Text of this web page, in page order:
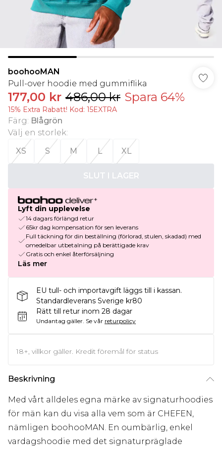
boohooMAN
Pull-over hoodie med gummiflika
177,00 kr 486,00 kr Spara 64%
15% Extra Rabatt! Kod: 15EXTRA
Färg: Blågrön
Välj en storlek:
XS
S M L XL
SLUT I LAGER
Lyft din upplevelse
14 dagars förlängd retur
65kr dag kompensation för sen leverans
Full täckning för din beställning (förlorad, stulen, skadad) med
omedelbar utbetalning på berättigade krav
Gratis och enkel återförsäljning
Läs mer
EU tull- och importavgift läggs till i kassan.
Standardleverans Sverige kr80
Rätt till retur inom 28 dagar
Undantag gäller. Se vår returpolicy
18+, villkor gäller. Kredit föremål för status
Beskrivning
Med vårt alldeles egna märke av signaturhoodies
för män kan du visa alla vem som är CHEFEN,
nämligen boohooMAN. En oumbärlig, enkel
vardagshoodie med det signaturpräglade